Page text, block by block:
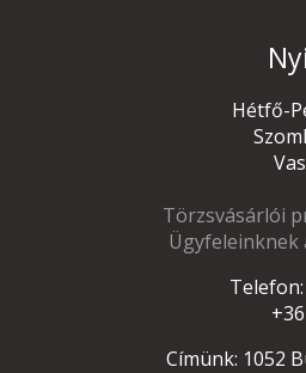
Hétfő-
Törzsvásárlói
Ügyfeleinknek
Címünk: 1052